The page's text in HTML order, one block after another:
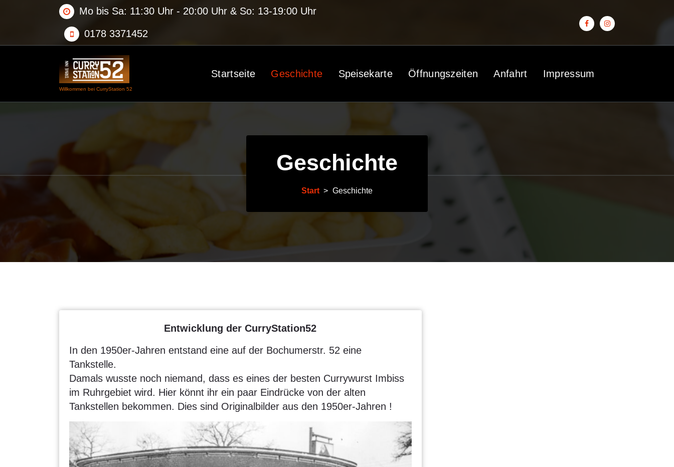
Mo bis Sa: 11:30 Uhr - 20:00 Uhr & So: 13-19:00 Uhr
0178 3371452
Willkommen bei CurryStation 52
Startseite Geschichte Speisekarte Öffnungszeiten Anfahrt Impressum
Geschichte
Start> Geschichte
Entwicklung der CurryStation52
In den 1950er-Jahren entstand eine auf der Bochumerstr. 52 eine
Tankstelle.
Damals wusste noch niemand, dass es eines der besten Currywurst Imbiss
im Ruhrgebiet wird. Hier könnt ihr ein paar Eindrücke von der alten
Tankstellen bekommen. Dies sind Originalbilder aus den 1950er-Jahren !